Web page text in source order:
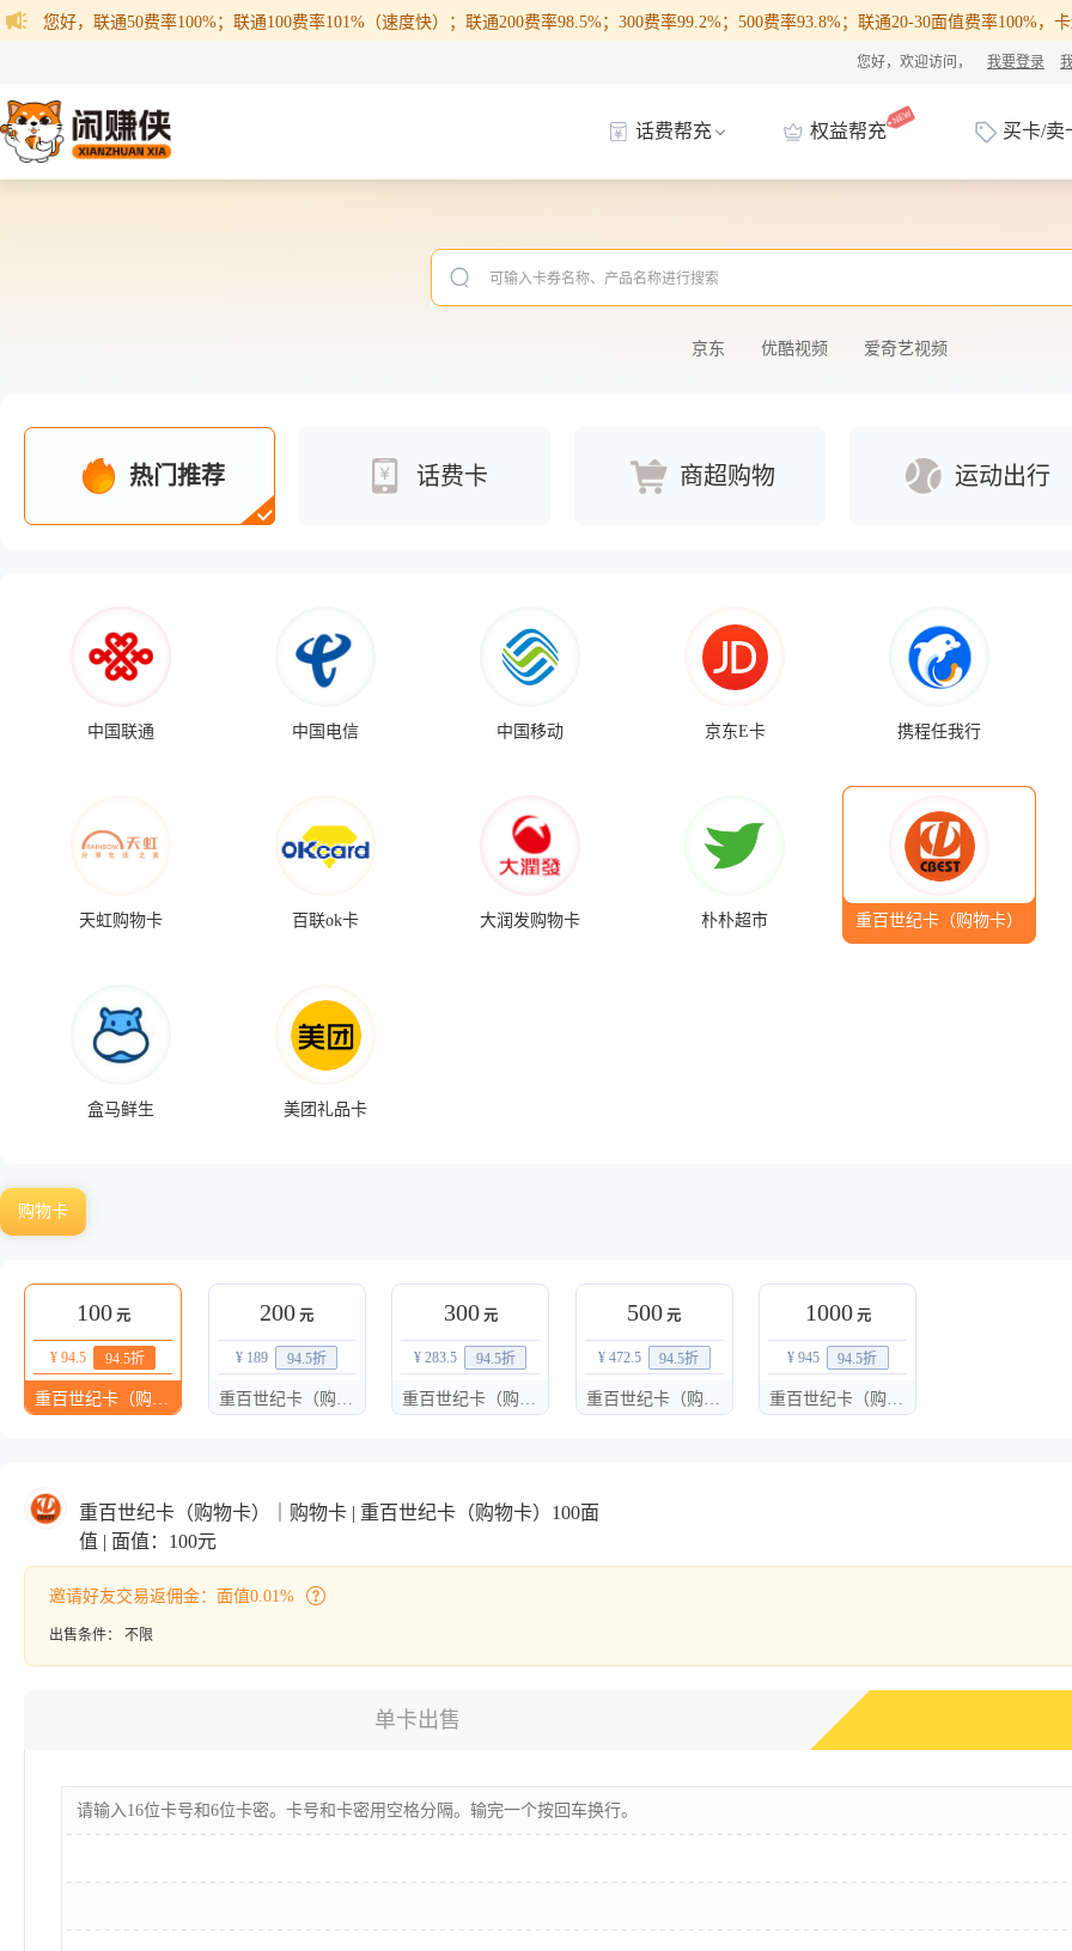
您好，联通50费率100%；联通100费率101%（速度快）；联通200费率98.5%；300费率99.2%；500费率93.8%；联通20-30面值费率100%，
您好，欢迎访问， 我要登录
话费帮充 权益帮充 买卡/卖
京东 优酷视频 爱奇艺视频
热门推荐 话费卡 商超购物 运动出行
中国联通 中国电信 中国移动 京东E卡 携程任我行
天虹购物卡 百联ok卡 大润发购物卡 朴朴超市 重百世纪卡（购物卡）
盒马鲜生 美团礼品卡
购物卡
100元
¥ 94.5 94.5折
重百世纪卡（购物卡）100面值
200 元
¥ 189 94.5折
重百世纪卡（购物卡）200面值
300元
¥ 283.5 94.5折
重百世纪卡（购物卡）300面值
500 元
¥ 472.5 94.5折
重百世纪卡（购物卡）500面值
1000元
¥ 945 94.5折
重百世纪卡（购物卡）1000面值
重百世纪卡（购物卡）｜购物卡 | 重百世纪卡（购物卡）100面
值 | 面值：100元
邀请好友交易返佣金：面值0.01%
出售条件： 不限
单卡出售